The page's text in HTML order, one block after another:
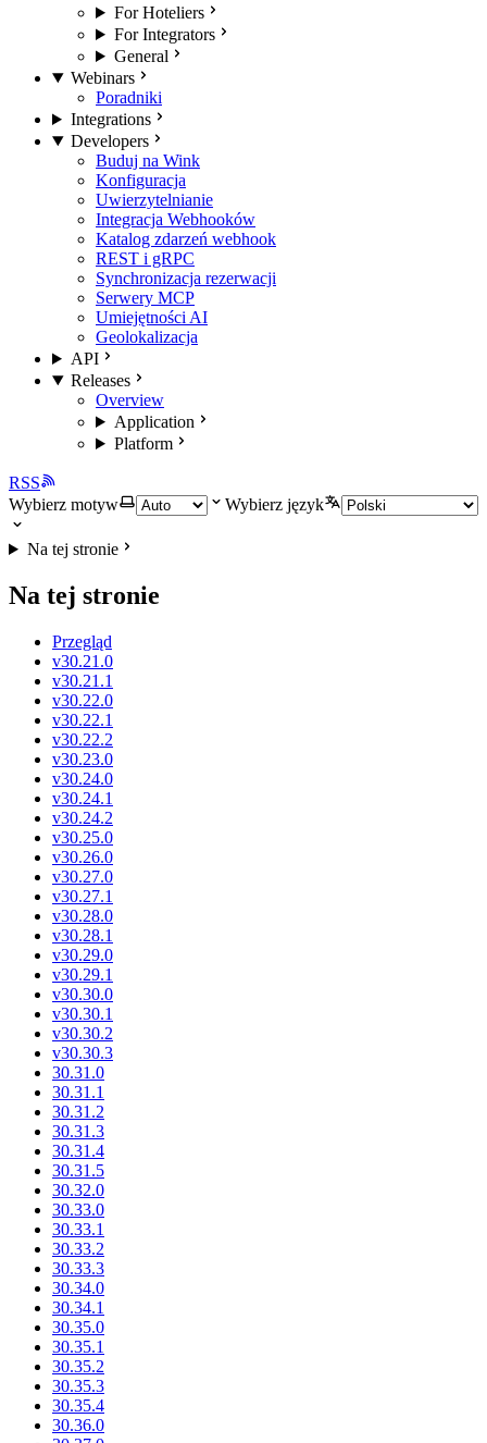
For Hoteliers
For Integrators
General
Webinars
Poradniki
Integrations
Developers
Buduj na Wink
Konfiguracja
Uwierzytelnianie
Integracja Webhooków
Katalog zdarzeń webhook
REST i gRPC
Synchronizacja rezerwacji
Serwery MCP
Umiejętności AI
Geolokalizacja
API
Releases
Overview
Application
Platform
RSS
Wybierz motyw
Wybierz język
Na tej stronie
Na tej stronie
Przegląd
v30.21.0
v30.21.1
v30.22.0
v30.22.1
v30.22.2
v30.23.0
v30.24.0
v30.24.1
v30.24.2
v30.25.0
v30.26.0
v30.27.0
v30.27.1
v30.28.0
v30.28.1
v30.29.0
v30.29.1
v30.30.0
v30.30.1
v30.30.2
v30.30.3
30.31.0
30.31.1
30.31.2
30.31.3
30.31.4
30.31.5
30.32.0
30.33.0
30.33.1
30.33.2
30.33.3
30.34.0
30.34.1
30.35.0
30.35.1
30.35.2
30.35.3
30.35.4
30.36.0